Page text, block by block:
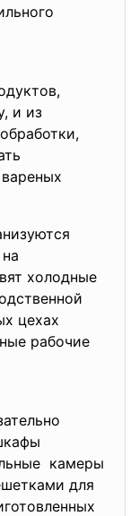
и из
холодные
цехах
рабочие
камеры
для